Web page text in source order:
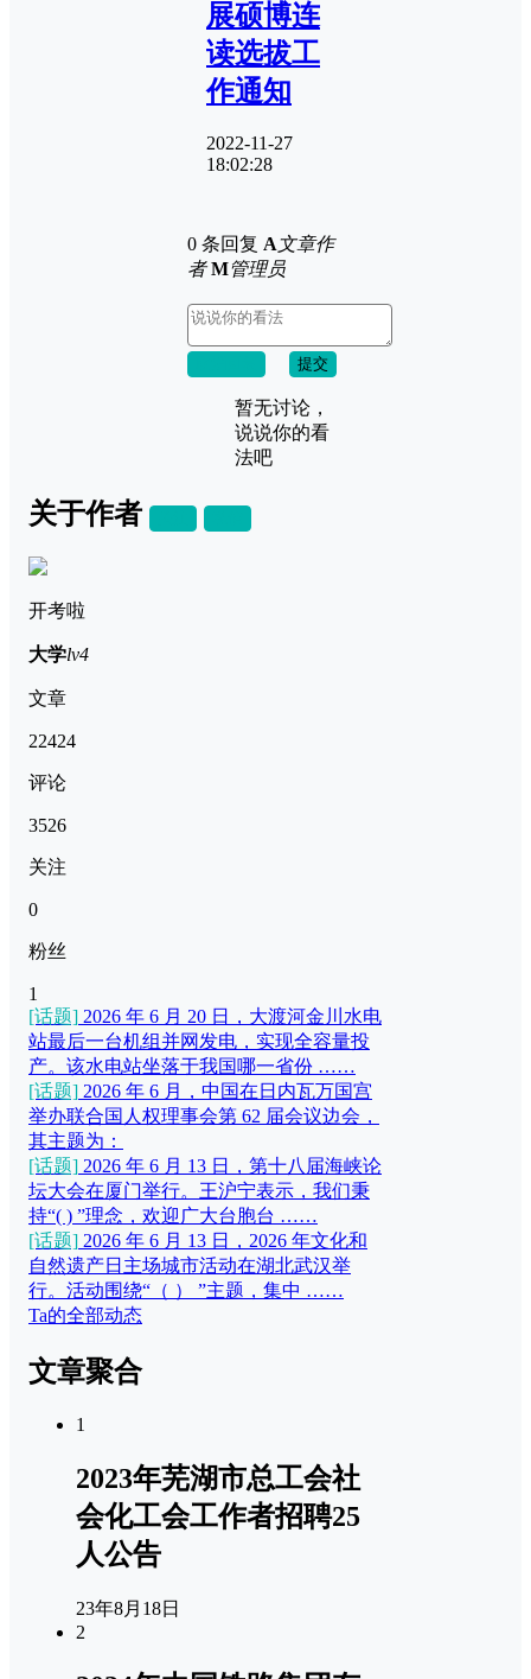
展硕博连
读选拔工
作通知
2022-11-27
18:02:28
0 条回复 A文章作
者 M管理员
提交
暂无讨论，
说说你的看
法吧
关于作者
开考啦
大学lv4
文章
22424
评论
3526
关注
0
粉丝
1
[话题] 2026 年 6 月 20 日，大渡河金川水电
站最后一台机组并网发电，实现全容量投
产。该水电站坐落于我国哪一省份 ……
[话题] 2026 年 6 月，中国在日内瓦万国宫
举办联合国人权理事会第 62 届会议边会，
其主题为：
[话题] 2026 年 6 月 13 日，第十八届海峡论
坛大会在厦门举行。王沪宁表示，我们秉
持“( ) ”理念，欢迎广大台胞台 ……
[话题] 2026 年 6 月 13 日，2026 年文化和
自然遗产日主场城市活动在湖北武汉举
行。活动围绕“（ ） ”主题，集中 ……
Ta的全部动态
文章聚合
1
2023年芜湖市总工会社
会化工会工作者招聘25
人公告
23年8月18日
2